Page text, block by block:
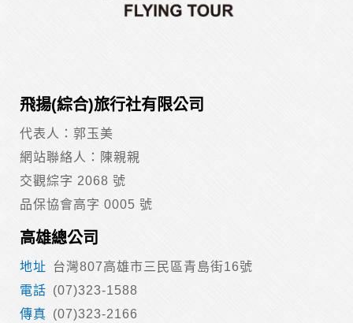
飛揚(綜合)旅行社有限公司
代表人：郭玉美
網站聯絡人：陳親親
交觀綜字 2068 號
品保協會高字 0005 號
高雄總公司
台灣807高雄市三民區青島街16號
(07)323-1588
(07)323-2166